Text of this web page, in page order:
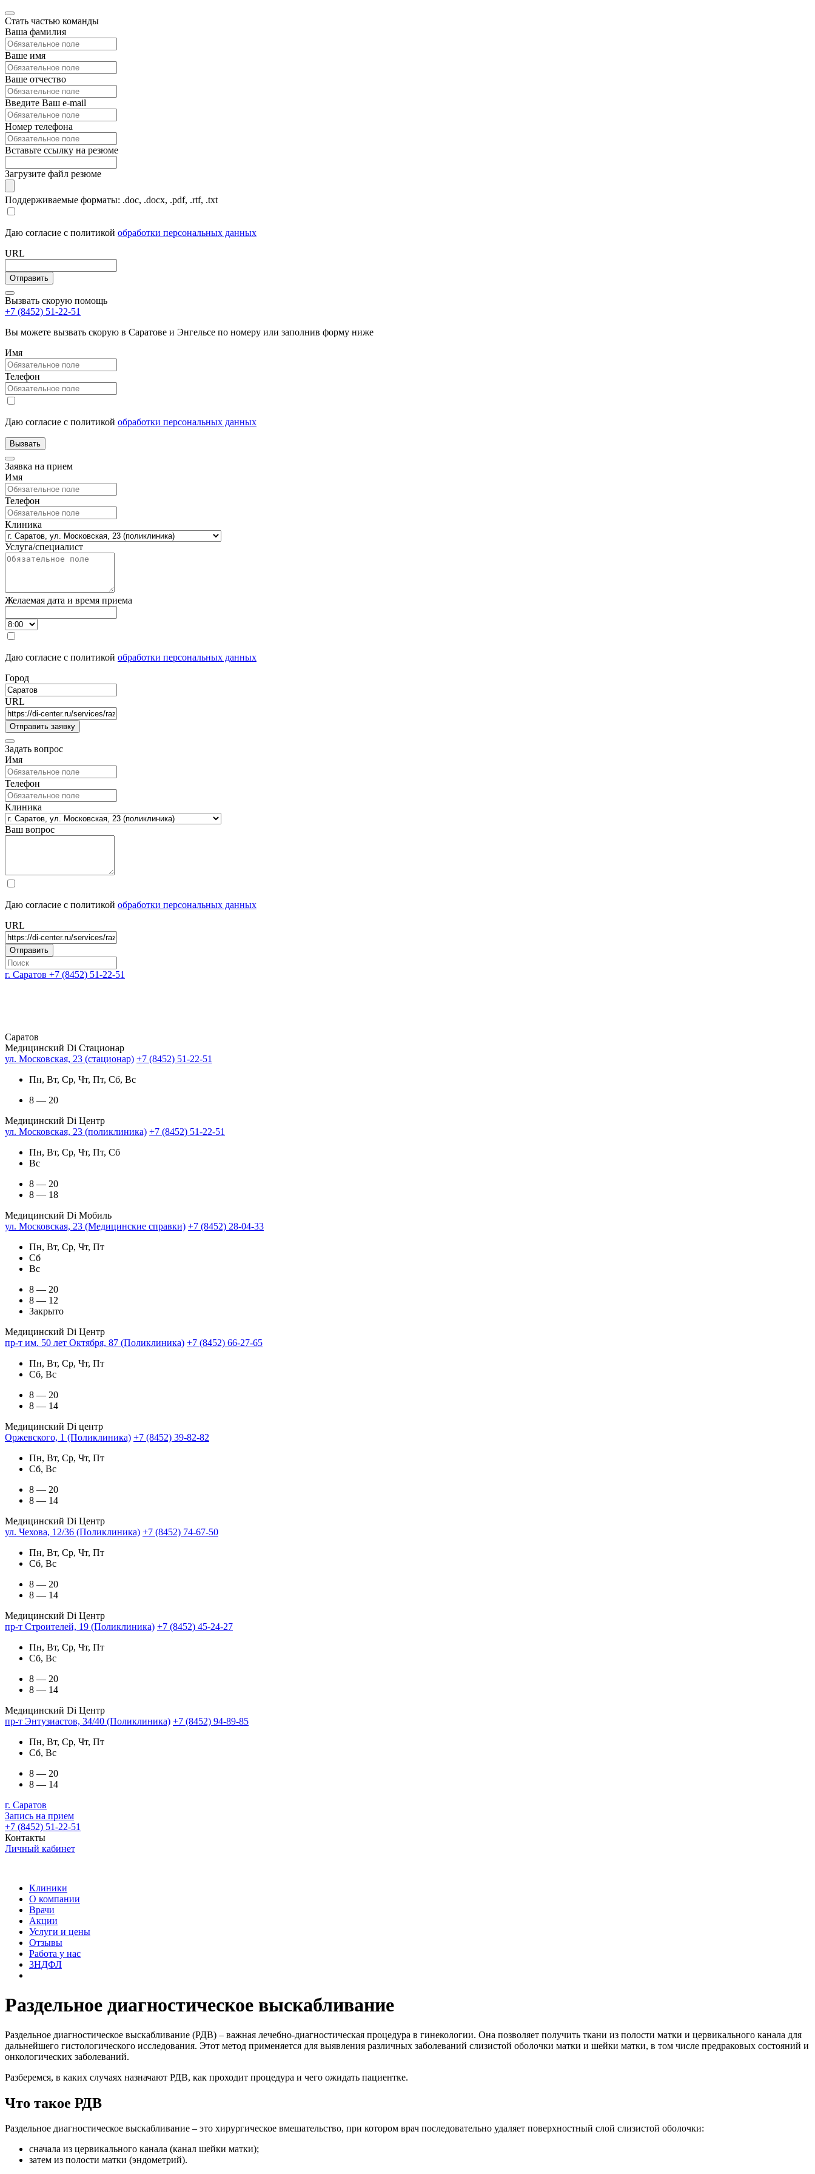
Стать частью команды
Ваша фамилия
Ваше имя
Ваше отчество
Введите Ваш e-mail
Номер телефона
Вставьте ссылку на резюме
Загрузите файл резюме
Поддерживаемые форматы: .doc, .docx, .pdf, .rtf, .txt
Даю согласие с политикой обработки персональных данных
URL
Вызвать скорую помощь
+7 (8452) 51-22-51
Вы можете вызвать скорую в Саратове и Энгельсе по номеру или заполнив форму ниже
Имя
Телефон
Даю согласие с политикой обработки персональных данных
Заявка на прием
Имя
Телефон
Клиника
Услуга/специалист
Желаемая дата и время приема
Даю согласие с политикой обработки персональных данных
Город
URL
Задать вопрос
Имя
Телефон
Клиника
Ваш вопрос
Даю согласие с политикой обработки персональных данных
URL
г. Саратов +7 (8452) 51-22-51
Саратов
Медицинский Di Стационар
ул. Московская, 23 (стационар) +7 (8452) 51-22-51
Пн, Вт, Ср, Чт, Пт, Сб, Вс
8 — 20
Медицинский Di Центр
ул. Московская, 23 (поликлиника) +7 (8452) 51-22-51
Пн, Вт, Ср, Чт, Пт, Сб
Вс
8 — 20
8 — 18
Медицинский Di Мобиль
ул. Московская, 23 (Медицинские справки) +7 (8452) 28-04-33
Пн, Вт, Ср, Чт, Пт
Сб
Вс
8 — 20
8 — 12
Закрыто
Медицинский Di Центр
пр-т им. 50 лет Октября, 87 (Поликлиника) +7 (8452) 66-27-65
Пн, Вт, Ср, Чт, Пт
Сб, Вс
8 — 20
8 — 14
Медицинский Di центр
Оржевского, 1 (Поликлиника) +7 (8452) 39-82-82
Пн, Вт, Ср, Чт, Пт
Сб, Вс
8 — 20
8 — 14
Медицинский Di Центр
ул. Чехова, 12/36 (Поликлиника) +7 (8452) 74-67-50
Пн, Вт, Ср, Чт, Пт
Сб, Вс
8 — 20
8 — 14
Медицинский Di Центр
пр-т Строителей, 19 (Поликлиника) +7 (8452) 45-24-27
Пн, Вт, Ср, Чт, Пт
Сб, Вс
8 — 20
8 — 14
Медицинский Di Центр
пр-т Энтузиастов, 34/40 (Поликлиника) +7 (8452) 94-89-85
Пн, Вт, Ср, Чт, Пт
Сб, Вс
8 — 20
8 — 14
г. Саратов
Запись на прием
+7 (8452) 51-22-51
Контакты
Личный кабинет
Клиники
О компании
Врачи
Акции
Услуги и цены
Отзывы
Работа у нас
3НДФЛ
Раздельное диагностическое выскабливание
Раздельное диагностическое выскабливание (РДВ) – важная лечебно-диагностическая процедура в гинекологии. Она позволяет получить ткани из полости матки и цервикального канала для
дальнейшего гистологического исследования. Этот метод применяется для выявления различных заболеваний слизистой оболочки матки и шейки матки, в том числе предраковых состояний и
онкологических заболеваний.
Разберемся, в каких случаях назначают РДВ, как проходит процедура и чего ожидать пациентке.
Что такое РДВ
Раздельное диагностическое выскабливание – это хирургическое вмешательство, при котором врач последовательно удаляет поверхностный слой слизистой оболочки:
сначала из цервикального канала (канал шейки матки);
затем из полости матки (эндометрий).